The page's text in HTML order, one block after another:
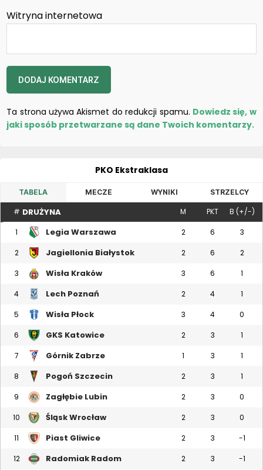
Witryna internetowa
Ta strona używa Akismet do redukcji spamu. Dowiedz się, w
jaki sposób przetwarzane są dane Twoich komentarzy.
PKO Ekstraklasa
TABELA MECZE WYNIKI STRZELCY
# DRUŻYNA M PKT B (+/-)
1 Legia Warszawa 2 6 3
2 Jagiellonia Białystok 2 6 2
3 Wisła Kraków 3 6 1
4 Lech Poznań 2 4 1
5 Wisła Płock 3 4 0
6 GKS Katowice 2 3 1
7 Górnik Zabrze 1 3 1
8 Pogoń Szczecin 2 3 1
9 Zagłębie Lubin 2 3 0
10 Śląsk Wrocław 2 3 0
11 Piast Gliwice 2 3 -1
12 Radomiak Radom 2 3 -1